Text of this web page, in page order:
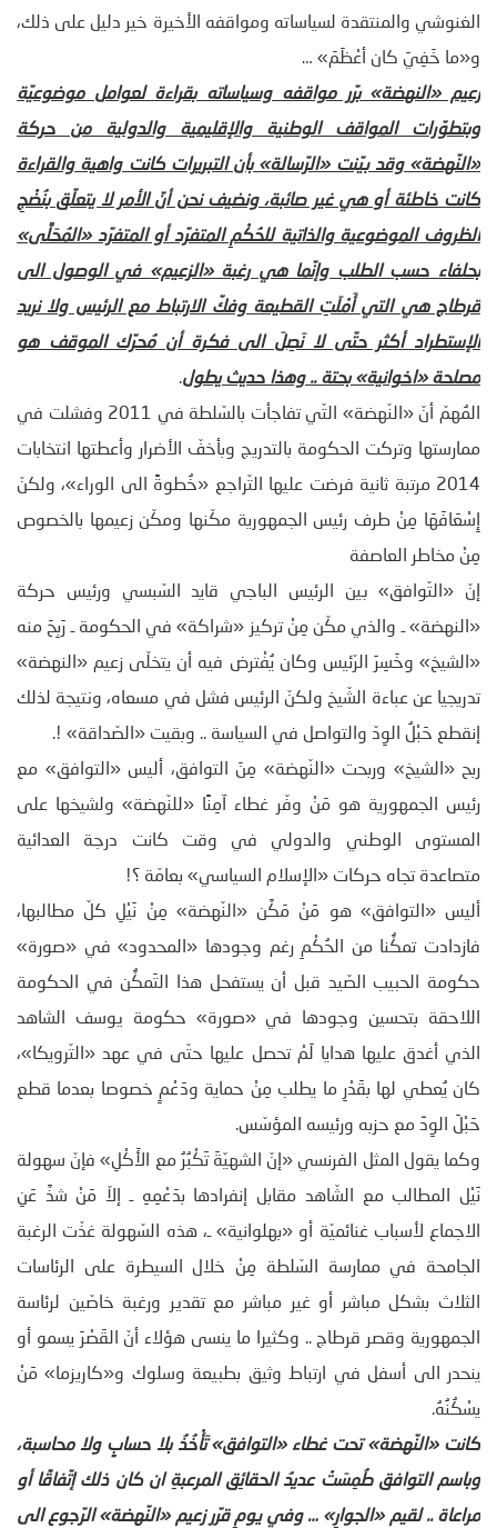
الغنوشي والمنتقدة لسياساته ومواقفه الأخيرة خير دليل على ذلك،
و«ما خَفِيَ كان أعْظَمَ» …
زعيم «النهضة» برّر مواقفه وسياساته بقراءة لعوامل موضوعيّة
وبتطوّرات المواقف الوطنية والإقليمية والدولية من حركة
«النّهضة» وقد بيّنت «الرّسالة» بأن التبريرات كانت واهية والقراءة
كانت خاطئة أو هي غير صائبة، ونضيف نحن أنّ الأمر لا يتعلّق بنُضْجِ
الظروف الموضوعية والذاتية للحُكْمِ المتفرّد أو المتفرّد «المُحَلَّى»
بحلفاء حسب الطلب وإنّما هي رغبة «الزعيم» في الوصول الى
قرطاج هي التي أَمْلَتِ القطيعة وفكّ الارتباط مع الرئيس ولا نريد
الإستطراد أكثر حتّى لا نَصِلَ الى فكرة أن مُحرّك الموقف هو
مصلحة «اخوانية» بحتة .. وهذا حديث يطول.
المُهمّ أنّ «النّهضة» التّي تفاجأت بالسّلطة في 2011 وفشلت في
ممارستها وتركت الحكومة بالتدريج وبأخفّ الأضرار وأعطتها انتخابات
2014 مرتبة ثانية فرضت عليها التّراجع «خُطوةً الى الوراء»، ولكنّ
إِسْعَافَهَا مِنْ طرف رئيس الجمهورية مكّنها ومكّن زعيمها بالخصوص
مِنْ مخاطر العاصفة
إنّ «التّوافق» بين الرئيس الباجي قايد السّبسي ورئيس حركة
«النهضة» ـ والذي مكّن مِنْ تركيز «شراكة» في الحكومة ـ رَبِحَ منه
«الشيخ» وخَسِرَ الرّئيس وكان يُفْترض فيه أن يتخلّى زعيم «النهضة»
تدريجيا عن عباءة الشّيخ ولكنّ الرئيس فشل في مسعاه، ونتيجة لذلك
إنقطع حَبْلُ الوِدّ والتواصل في السياسة .. وبقيت «الصّداقة» !.
ربح «الشيخ» وربحت «النّهضة» مِنَ التوافق، أليس «التوافق» مع
رئيس الجمهورية هو مَنْ وفّر غطاء آمِنًا «للنّهضة» ولشيخها على
المستوى الوطني والدولي في وقت كانت درجة العدائية
متصاعدة تجاه حركات «الإسلام السياسي» بعامّة ؟!
أليس «التوافق» هو مَنْ مَكَّن «النّهضة» مِنْ نَيْلِ كلّ مطالبها،
فازدادت تمكُّنا من الحُكْمِ رغم وجودها «المحدود» في «صورة»
حكومة الحبيب الصّيد قبل أن يستفحل هذا التَمكُّن في الحكومة
اللاحقة بتحسين وجودها في «صورة» حكومة يوسف الشاهد
الذي أغدق عليها هدايا لَمْ تحصل عليها حتّى في عهد «التّرويكا»،
كان يُعطي لها بقَدْرِ ما يطلب مِنْ حماية ودَعْمٍ خصوصا بعدما قطع
حَبْلَ الوِدِّ مع حزبه ورئيسه المؤسّس.
وكما يقول المثل الفرنسي «إنّ الشهيّةَ تَكْبُرُ مع الأَكْلِ» فإنّ سهولة
نَيْل المطالب مع الشّاهد مقابل إنفرادها بدَعْمِهِ ـ إلاّ مَنْ شذَّ عَنِ
الاجماع لأسباب غنائميّة أو «بهلوانية» ـ، هذه السّهولة غذّت الرغبة
الجامحة في ممارسة السّلطة مِنْ خلال السيطرة على الرئاسات
الثلاث بشكل مباشر أو غير مباشر مع تقدير ورغبة خاصّين لرئاسة
الجمهورية وقصر قرطاج .. وكثيرا ما ينسى هؤلاء أنّ القَصْرَ يسمو أو
ينحدر الى أسفل في ارتباط وثيق بطبيعة وسلوك و«كاريزما» مَنْ
يسْكُنُهُ.
كانت «النّهضة» تحت غطاء «التوافق» تَأْخُذُ بلا حسابٍ ولا محاسبة،
وباسم التوافق طُمِسَتْ عديدُ الحقائِق المرعبةِ ان كان ذلك إتّفاقًا أو
مراعاة .. لقيم «الجوارِ» … وفي يومٍ قرّر زعيم «النّهضة» الرّجوع الى